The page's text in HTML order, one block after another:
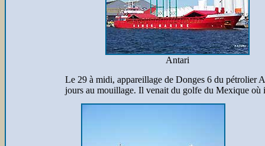
Antari
Le 29 à midi, appareillage de Donges 6 du pétrolier
jours au mouillage. Il venait du golfe du Mexique où